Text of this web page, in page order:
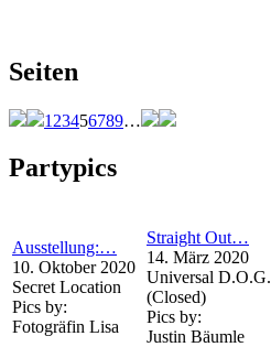
Seiten
1 23456789…
Partypics
Ausstellung:…
10. Oktober 2020
Secret Location
Pics by:
Fotogräfin Lisa
Straight Out…
14. März 2020
Universal D.O.G.
(Closed)
Pics by:
Justin Bäumle